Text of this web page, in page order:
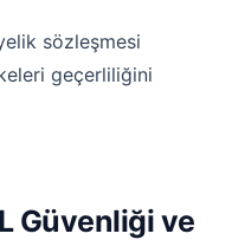
sözleşmesi
geçerliliğini
Güvenliği ve